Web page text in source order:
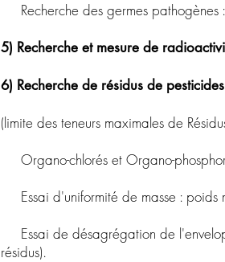
Recherche des germes pathogènes
5) Recherche et mesure de
6) Recherche de résidus de pesticides
(limite des teneurs maximales de
Organo-chlorés et Organo-
Essai d'uniformité de masse : poids
Essai de désagrégation de
résidus).